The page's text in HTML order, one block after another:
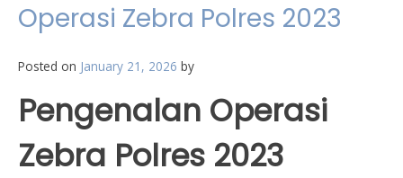
Operasi Zebra Polres 2023
Posted on January 21, 2026 by
Pengenalan Operasi
Zebra Polres 2023